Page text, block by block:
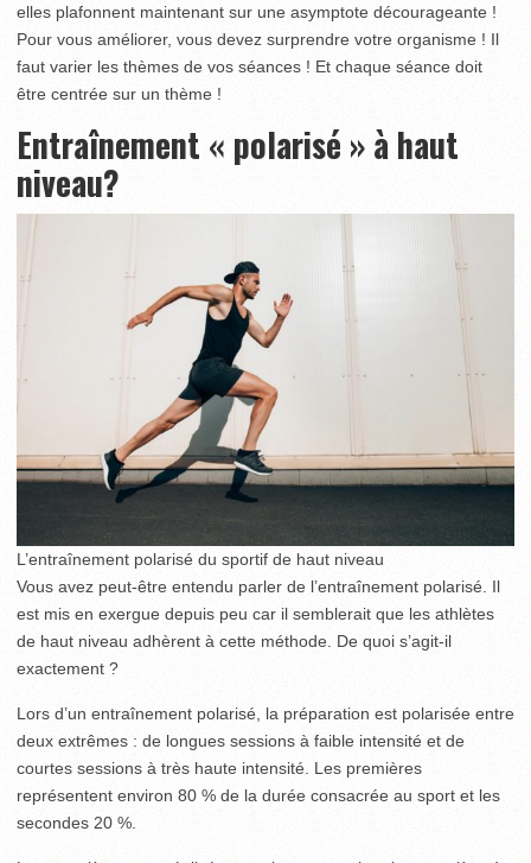
elles plafonnent maintenant sur une asymptote décourageante !
Pour vous améliorer, vous devez surprendre votre organisme ! Il
faut varier les thèmes de vos séances ! Et chaque séance doit
être centrée sur un thème !
Entraînement « polarisé » à haut
niveau?
L’entraînement polarisé du sportif de haut niveau
Vous avez peut-être entendu parler de l’entraînement polarisé. Il
est mis en exergue depuis peu car il semblerait que les athlètes
de haut niveau adhèrent à cette méthode. De quoi s’agit-il
exactement ?
Lors d’un entraînement polarisé, la préparation est polarisée entre
deux extrêmes : de longues sessions à faible intensité et de
courtes sessions à très haute intensité. Les premières
représentent environ 80 % de la durée consacrée au sport et les
secondes 20 %.